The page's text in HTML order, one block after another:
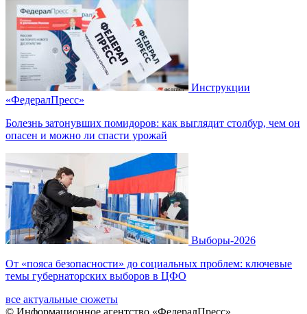
Инструкции
«ФедералПресс»
Болезнь затонувших помидоров: как выглядит столбур, чем он
опасен и можно ли спасти урожай
Выборы-2026
От «пояса безопасности» до социальных проблем: ключевые
темы губернаторских выборов в ЦФО
все актуальные сюжеты
© Информационное агентство «ФедералПресс»